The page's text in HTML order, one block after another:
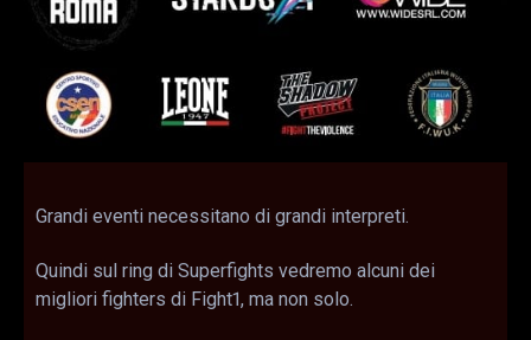
Grandi eventi necessitano di grandi interpreti.
Quindi sul ring di Superfights vedremo alcuni dei
migliori fighters di Fight1, ma non solo.